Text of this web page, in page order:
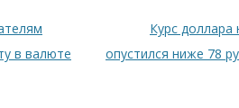
в валюте
Курс
опустился ниже 78